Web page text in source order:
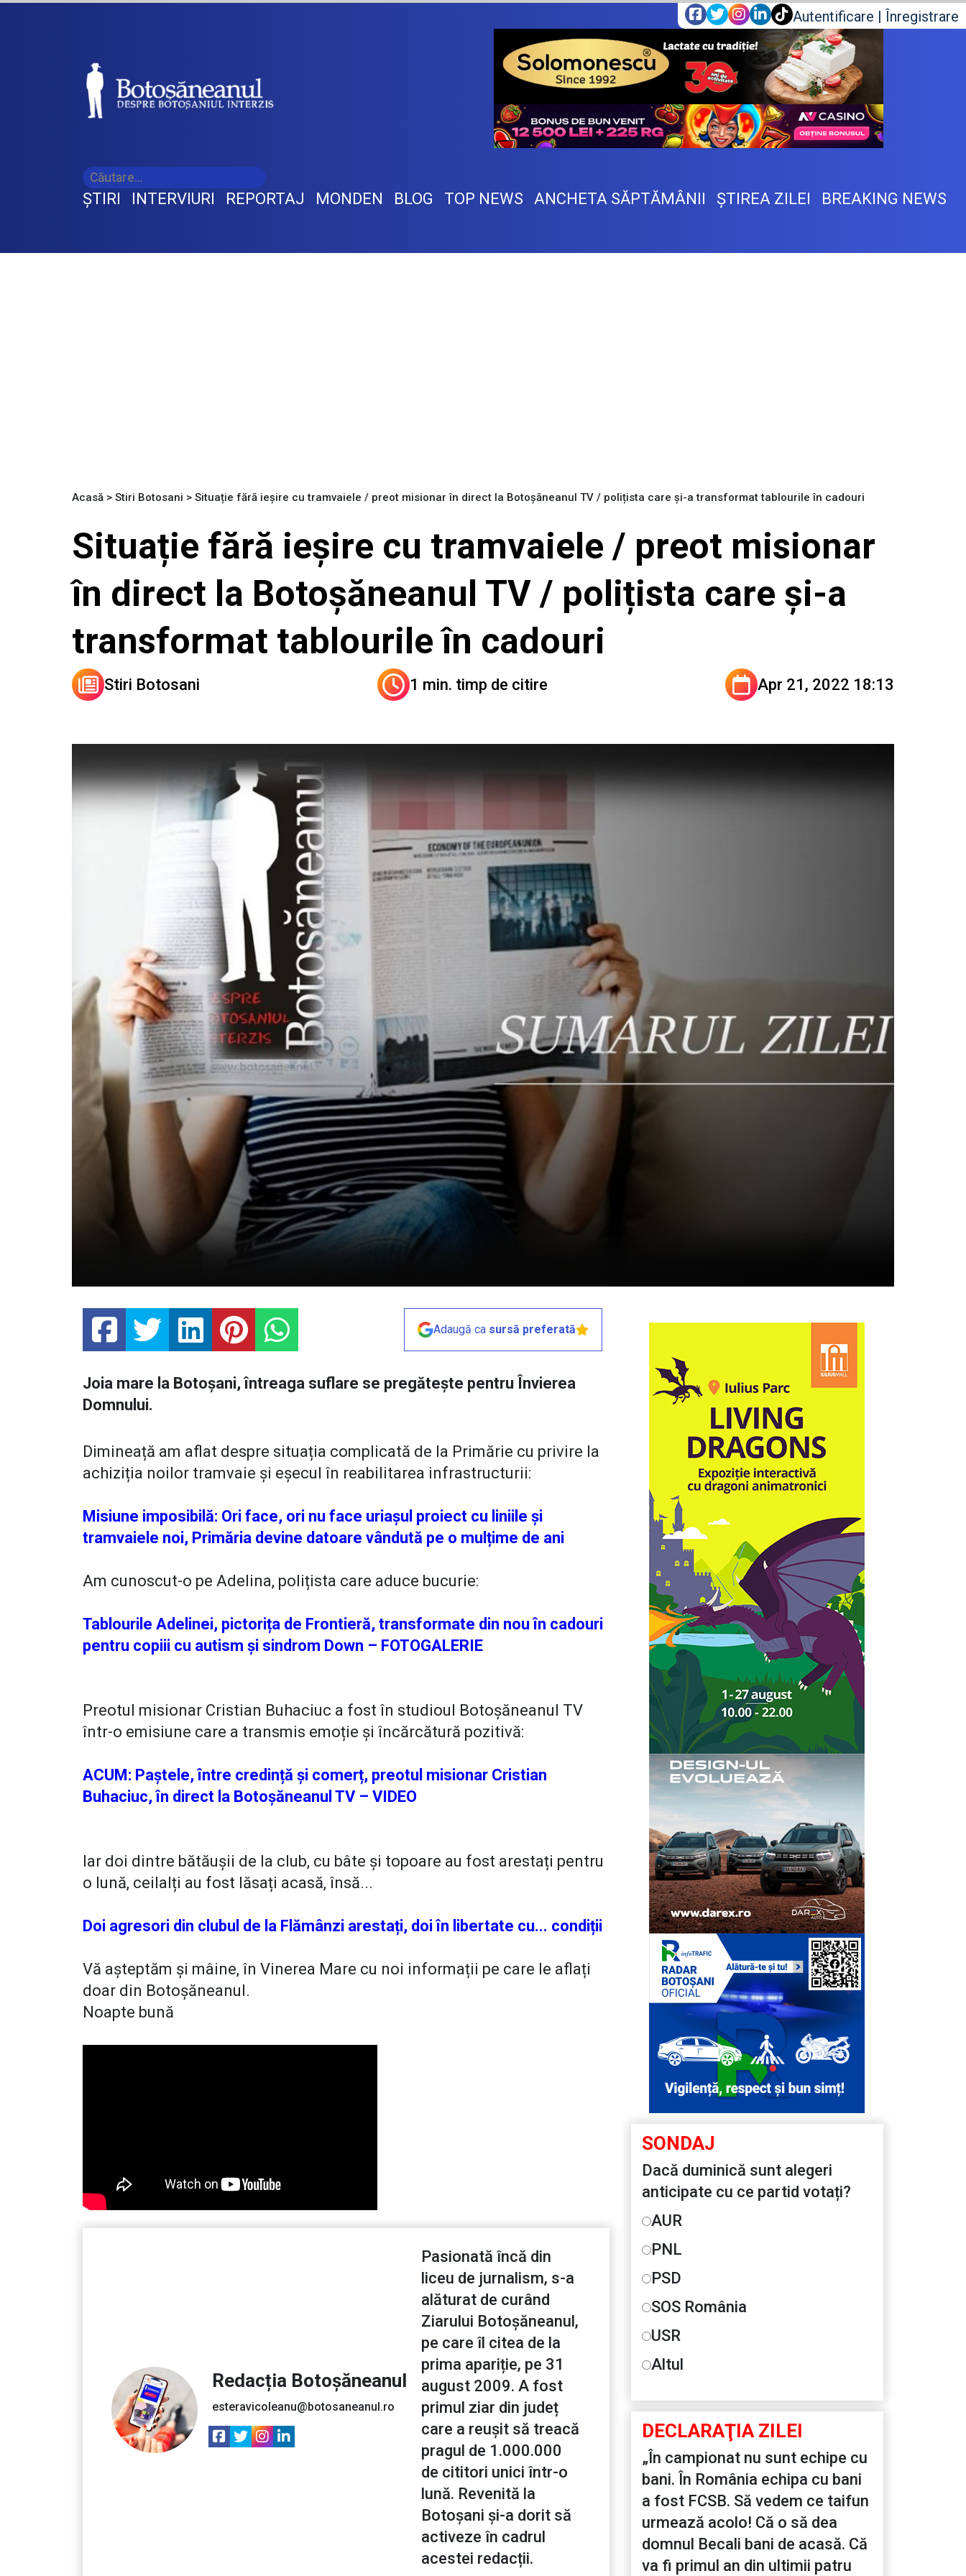
Autentificare | Înregistrare
ŞTIRI INTERVIURI REPORTAJ MONDEN BLOG TOP NEWS ANCHETA SĂPTĂMÂNII ŞTIREA ZILEI BREAKING NEWS
Acasă > Stiri Botosani > Situație fără ieșire cu tramvaiele / preot misionar în direct la Botoșăneanul TV / polițista care și-a transformat tablourile în cadouri
Situație fără ieșire cu tramvaiele / preot misionar
în direct la Botoșăneanul TV / polițista care și-a
transformat tablourile în cadouri
Stiri Botosani 1 min. timp de citire Apr 21, 2022 18:13
Adaugă ca sursă preferată
Joia mare la Botoșani, întreaga suflare se pregătește pentru Învierea
Domnului.
Dimineață am aflat despre situația complicată de la Primărie cu privire la
achiziția noilor tramvaie și eșecul în reabilitarea infrastructurii:
Misiune imposibilă: Ori face, ori nu face uriașul proiect cu liniile și
tramvaiele noi, Primăria devine datoare vândută pe o mulțime de ani
Am cunoscut-o pe Adelina, polițista care aduce bucurie:
Tablourile Adelinei, pictorița de Frontieră, transformate din nou în cadouri
pentru copiii cu autism și sindrom Down – FOTOGALERIE
Preotul misionar Cristian Buhaciuc a fost în studioul Botoșăneanul TV
într-o emisiune care a transmis emoție și încărcătură pozitivă:
ACUM: Paștele, între credință și comerț, preotul misionar Cristian
Buhaciuc, în direct la Botoșăneanul TV – VIDEO
Iar doi dintre bătăușii de la club, cu bâte și topoare au fost arestați pentru
o lună, ceilalți au fost lăsați acasă, însă...
Doi agresori din clubul de la Flămânzi arestați, doi în libertate cu... condiții
Vă așteptăm și mâine, în Vinerea Mare cu noi informații pe care le aflați
doar din Botoșăneanul.
Noapte bună
Redacția Botoșăneanul
esteravicoleanu@botosaneanul.ro
Pasionată încă din
liceu de jurnalism, s-a
alăturat de curând
Ziarului Botoșăneanul,
pe care îl citea de la
prima apariție, pe 31
august 2009. A fost
primul ziar din județ
care a reușit să treacă
pragul de 1.000.000
de cititori unici într-o
lună. Revenită la
Botoșani și-a dorit să
activeze în cadrul
acestei redacții.
SONDAJ
Dacă duminică sunt alegeri
anticipate cu ce partid votați?
AUR
PNL
PSD
SOS România
USR
Altul
DECLARAŢIA ZILEI
„În campionat nu sunt echipe cu
bani. În România echipa cu bani
a fost FCSB. Să vedem ce taifun
urmează acolo! Că o să dea
domnul Becali bani de acasă. Că
va fi primul an din ultimii patru